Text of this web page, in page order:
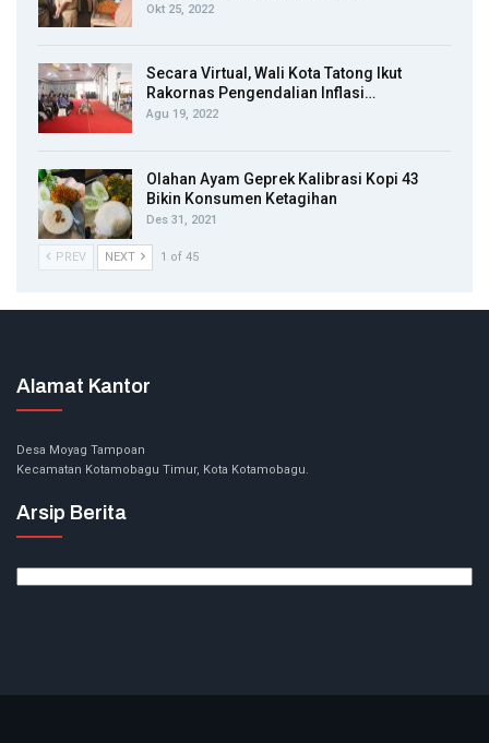
Okt 25, 2022
Secara Virtual, Wali Kota Tatong Ikut
Rakornas Pengendalian Inflasi…
Agu 19, 2022
Olahan Ayam Geprek Kalibrasi Kopi 43
Bikin Konsumen Ketagihan
Des 31, 2021
PREV NEXT 1 of 45
Alamat Kantor
Desa Moyag Tampoan
Kecamatan Kotamobagu Timur, Kota Kotamobagu.
Arsip Berita